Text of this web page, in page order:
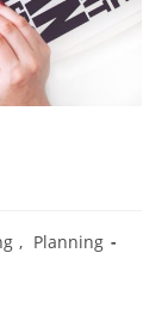
, Planning